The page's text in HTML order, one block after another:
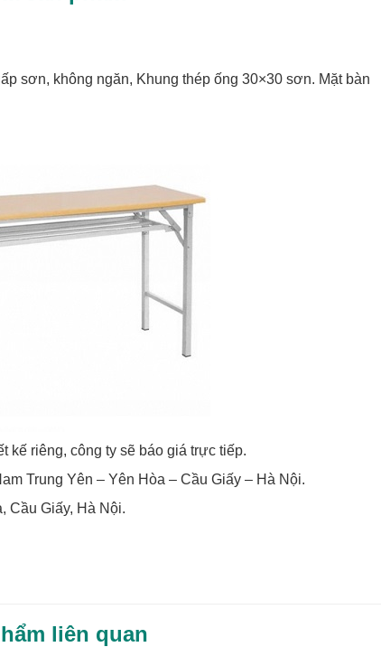
sơn, không ngăn, Khung thép ống 30×30 sơn. Mặt bàn
kế riêng, công ty sẽ báo giá trực tiếp.
Trung Yên – Yên Hòa – Cầu Giấy – Hà Nội.
Cầu Giấy, Hà Nội.
liên quan